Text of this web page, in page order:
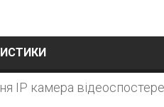
IP камера